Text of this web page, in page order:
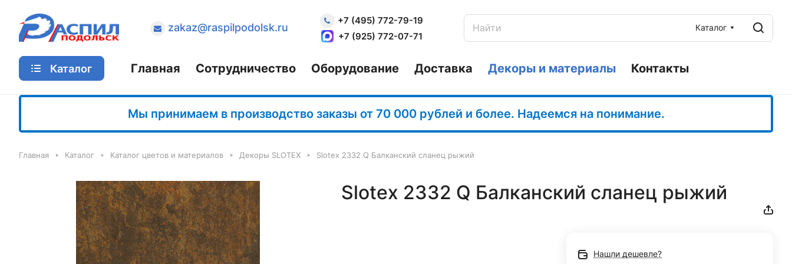
zakaz@raspilpodolsk.ru
+7 (495) 772-79-19
+7 (925) 772-07-71
Каталог
Каталог Главная Сотрудничество Оборудование Доставка Декоры и материалы Контакты
Мы принимаем в производство заказы от 70 000 рублей и более. Надеемся на понимание.
Главная Каталог Каталог цветов и материалов Декоры SLOTEX Slotex 2332 Q Балканский сланец рыжий
Slotex 2332 Q Балканский сланец рыжий
Нашли дешевле?